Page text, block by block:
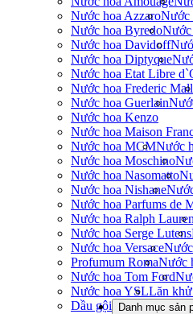
Nước hoa AzzaroNước
Nước hoa ByredoNước
Nước hoa Davidoff
Nước hoa Diptyque
Nước hoa Etat Libre
Nước hoa Frederic
Nước hoa Guerlain
Nước hoa Kenzo
Nước hoa Maison
Nước hoa MCMNước
Nước hoa Moschino
Nước hoa Nasomatto
Nước hoa Nishane
Nước hoa Parfums de
Nước hoa Ralph Lauren
Nước hoa Serge Lutens
Nước hoa Versace
Profumum RomaNước
Nước hoa Tom Ford
Nước hoa YSLLăn
Dầu gội
Danh mục sản